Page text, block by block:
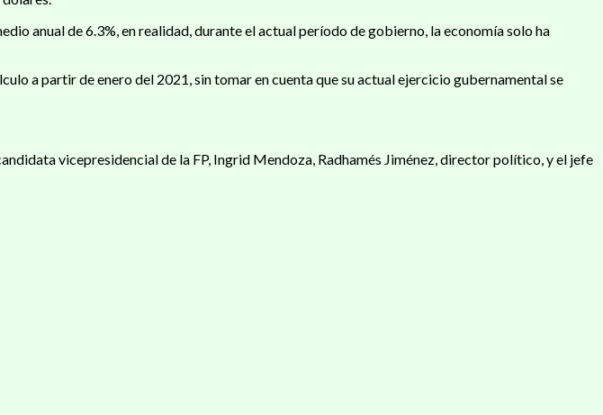
anual de 6.3%, en realidad, durante el actual período de gobierno, la economía solo ha
a partir de enero del 2021, sin tomar en cuenta que su actual ejercicio gubernamental se
vicepresidencial de la FP, Ingrid Mendoza, Radhamés Jiménez, director político, y el jefe